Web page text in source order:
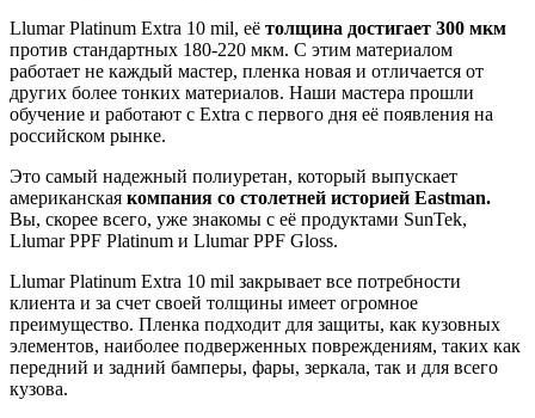
Llumar Platinum Extra 10 mil, её толщина достигает 300 мкм
против стандартных 180-220 мкм. С этим материалом
работает не каждый мастер, пленка новая и отличается от
других более тонких материалов. Наши мастера прошли
обучение и работают с Extra с первого дня её появления на
российском рынке.
Это самый надежный полиуретан, который выпускает
американская компания со столетней историей Eastman.
Вы, скорее всего, уже знакомы с её продуктами SunTek,
Llumar PPF Platinum и Llumar PPF Gloss.
Llumar Platinum Extra 10 mil закрывает все потребности
клиента и за счет своей толщины имеет огромное
преимущество. Пленка подходит для защиты, как кузовных
элементов, наиболее подверженных повреждениям, таких как
передний и задний бамперы, фары, зеркала, так и для всего
кузова.